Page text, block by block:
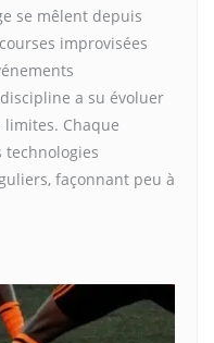
se mêlent depuis
improvisées
a su évoluer
Chaque
technologies
façonnant peu à